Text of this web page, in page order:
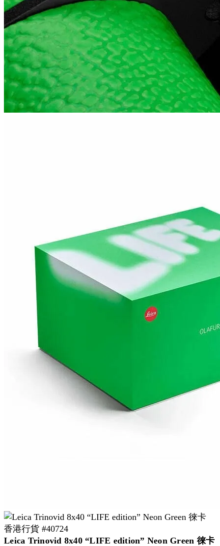
Leica Trinovid 8x40 “LIFE edition” Neon Green 徠卡